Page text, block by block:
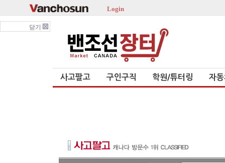
Login
닫기
사고팔고 구인구직 학원/튜터링 자